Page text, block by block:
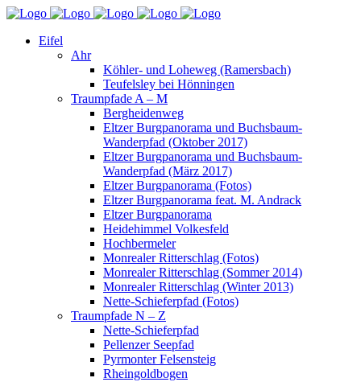
Eifel
Ahr
Köhler- und Loheweg (Ramersbach)
Teufelsley bei Hönningen
Traumpfade A – M
Bergheidenweg
Eltzer Burgpanorama und Buchsbaum-
Wanderpfad (Oktober 2017)
Eltzer Burgpanorama und Buchsbaum-
Wanderpfad (März 2017)
Eltzer Burgpanorama (Fotos)
Eltzer Burgpanorama feat. M. Andrack
Eltzer Burgpanorama
Heidehimmel Volkesfeld
Hochbermeler
Monrealer Ritterschlag (Fotos)
Monrealer Ritterschlag (Sommer 2014)
Monrealer Ritterschlag (Winter 2013)
Nette-Schieferpfad (Fotos)
Traumpfade N – Z
Nette-Schieferpfad
Pellenzer Seepfad
Pyrmonter Felsensteig
Rheingoldbogen